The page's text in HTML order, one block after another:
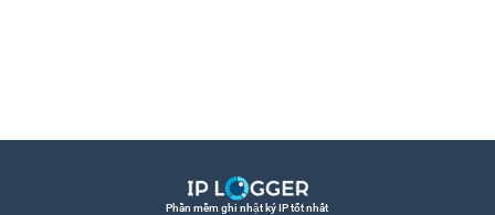
Phần mềm ghi nhật ký IP tốt nhất